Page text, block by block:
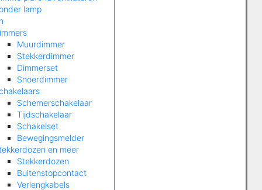
lamp
Muurdimmer
Stekkerdimmer
Dimmerset
Snoerdimmer
Schemerschakelaar
Tijdschakelaar
Schakelset
Bewegingsmelder
en meer
Stekkerdozen
Buitenstopcontact
Verlengkabels